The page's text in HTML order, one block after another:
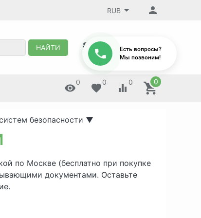
RUB
НАЙТИ 8 (495) 647-88-32
0 0 0 0
безопасности ▼
по Москве (бесплатно при покупке
документами. Оставьте
Есть вопросы?
Мы позвоним!